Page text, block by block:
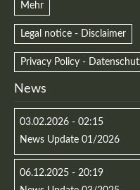
Mehr
Legal notice - Disclaimer
Privacy Policy -
News
03.02.2026 - 02:15
News Update 01/2026
06.12.2025 - 20:19
elit. Aenean